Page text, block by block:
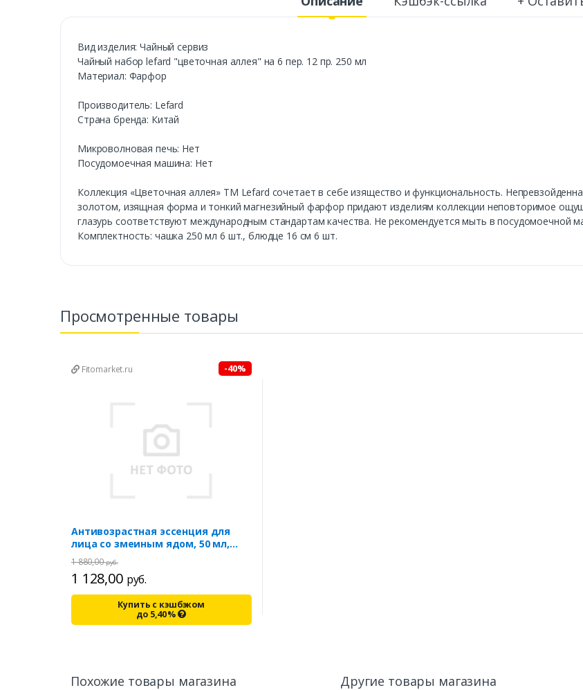
Вид изделия: Чайный сервиз
Чайный набор lefard "цветочная аллея" на 6 пер. 12 пр. 250 мл
Материал: Фарфор
Производитель: Lefard
Страна бренда: Китай
Микроволновая печь: Нет
Посудомоечная машина: Нет
Коллекция «Цветочная аллея» ТМ Lefard сочетает в себе изящество и функциональность.
золотом, изящная форма и тонкий магнезийный фарфор придают изделиям коллекции неповторимое
глазурь соответствуют международным стандартам качества. Не рекомендуется мыть в посудомоечной
Комплектность: чашка 250 мл 6 шт., блюдце 16 см 6 шт.
Просмотренные товары
Fitomarket.ru -40%
Антивозрастная эссенция для
лица со змеиным ядом, 50 мл,
LIMONI
1 880,00руб.
1 128,00 руб.
Купить с кэшбэком
до 5,40%
Похожие товары магазина Другие товары магазина